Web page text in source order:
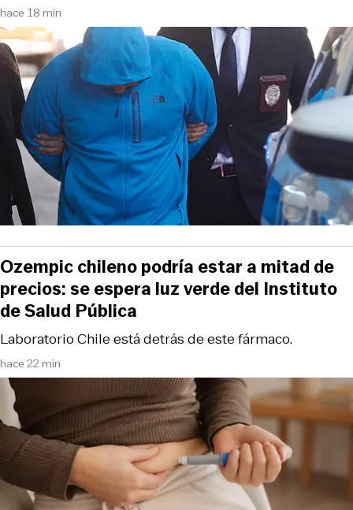
hace 18 min
hace 22 min
Laboratorio Chile está detrás de este fármaco.
Ozempic chileno podría estar a mitad de
precios: se espera luz verde del Instituto
de Salud Pública